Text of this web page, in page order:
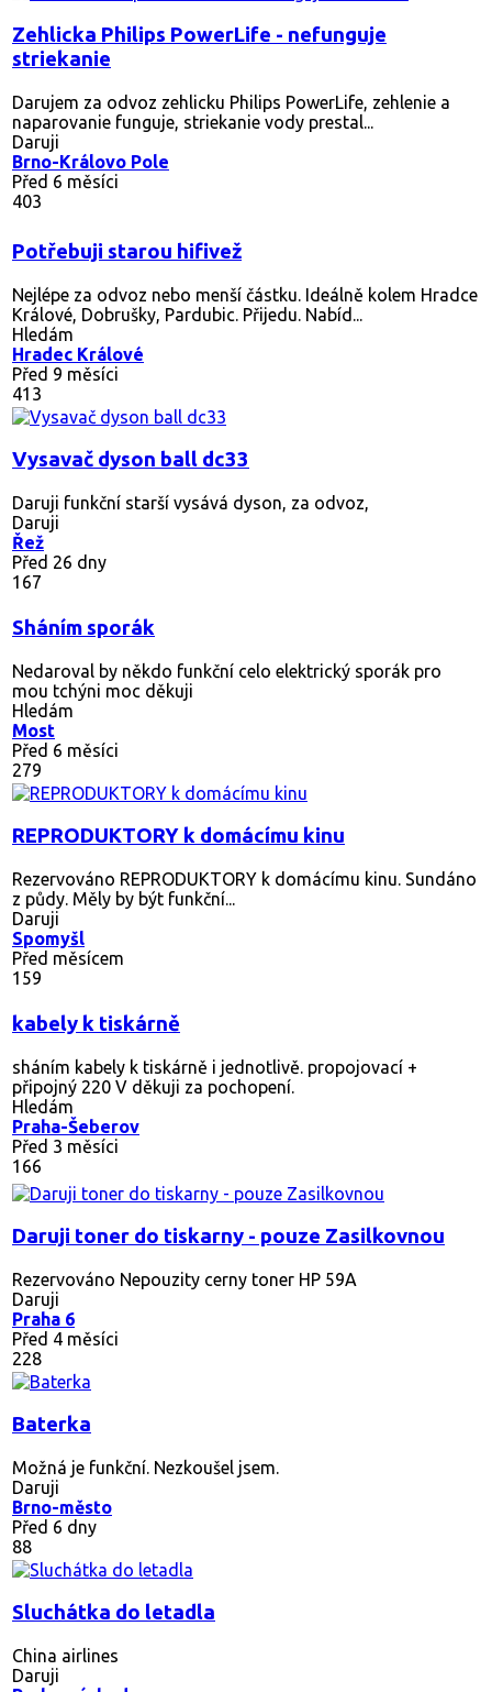
Zehlicka Philips PowerLife - nefunguje
striekanie
Darujem za odvoz zehlicku Philips PowerLife, zehlenie a
naparovanie funguje, striekanie vody prestal...
Daruji
Brno-Královo Pole
Před 6 měsíci
403
Potřebuji starou hifivež
Nejlépe za odvoz nebo menší částku. Ideálně kolem Hradce
Králové, Dobrušky, Pardubic. Přijedu. Nabíd...
Hledám
Hradec Králové
Před 9 měsíci
413
Vysavač dyson ball dc33
Daruji funkční starší vysává dyson, za odvoz,
Daruji
Řež
Před 26 dny
167
Sháním sporák
Nedaroval by někdo funkční celo elektrický sporák pro
mou tchýni moc děkuji
Hledám
Most
Před 6 měsíci
279
REPRODUKTORY k domácímu kinu
Rezervováno REPRODUKTORY k domácímu kinu. Sundáno
z půdy. Měly by být funkční...
Daruji
Spomyšl
Před měsícem
159
kabely k tiskárně
sháním kabely k tiskárně i jednotlivě. propojovací +
připojný 220 V děkuji za pochopení.
Hledám
Praha-Šeberov
Před 3 měsíci
166
Daruji toner do tiskarny - pouze Zasilkovnou
Rezervováno Nepouzity cerny toner HP 59A
Daruji
Praha 6
Před 4 měsíci
228
Baterka
Možná je funkční. Nezkoušel jsem.
Daruji
Brno-město
Před 6 dny
88
Sluchátka do letadla
China airlines
Daruji